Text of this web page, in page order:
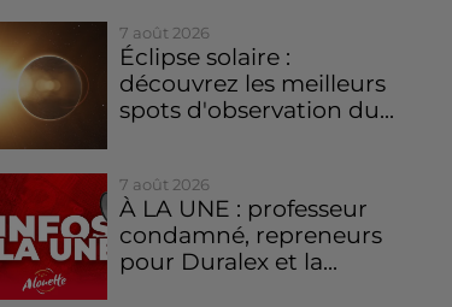
7 août 2026
Éclipse solaire :
découvrez les meilleurs
spots d'observation du...
7 août 2026
À LA UNE : professeur
condamné, repreneurs
pour Duralex et la...